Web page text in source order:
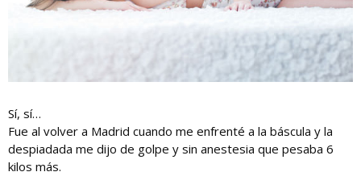
Sí, sí…
Fue al volver a Madrid cuando me enfrenté a la báscula y la
despiadada me dijo de golpe y sin anestesia que pesaba 6
kilos más.